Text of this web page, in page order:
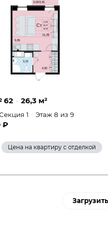
62 26,3 м²
1 Этаж 8 из 9
₽
Цена на квартиру с отделкой